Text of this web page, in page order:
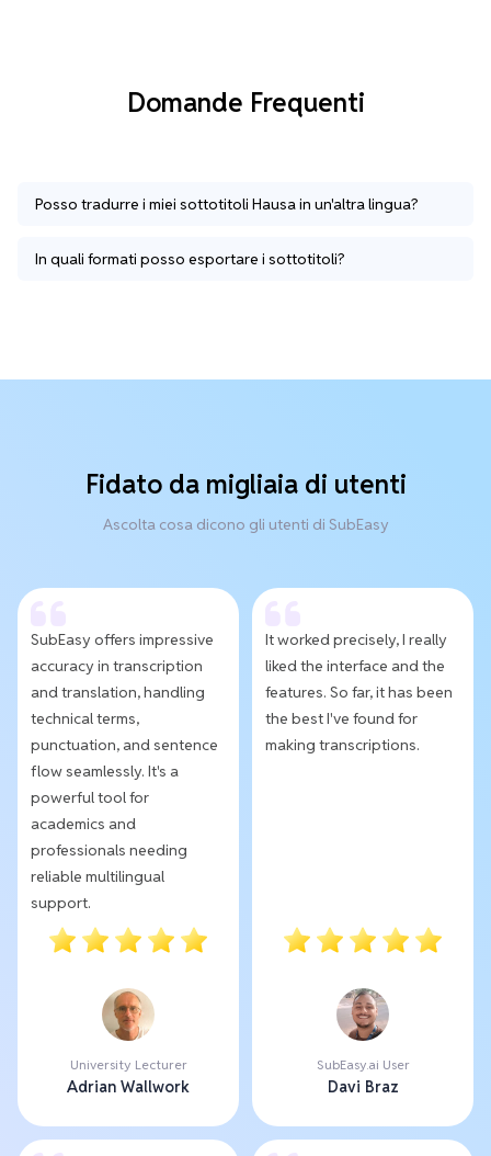
Domande Frequenti
Posso tradurre i miei sottotitoli Hausa in un'altra lingua?
In quali formati posso esportare i sottotitoli?
Fidato da migliaia di utenti
Ascolta cosa dicono gli utenti di SubEasy
SubEasy offers impressive
accuracy in transcription
and translation, handling
technical terms,
punctuation, and sentence
flow seamlessly. It's a
powerful tool for
academics and
professionals needing
reliable multilingual
support.
University Lecturer
Adrian Wallwork
It worked precisely, I really
liked the interface and the
features. So far, it has been
the best I've found for
making transcriptions.
SubEasy.ai User
Davi Braz